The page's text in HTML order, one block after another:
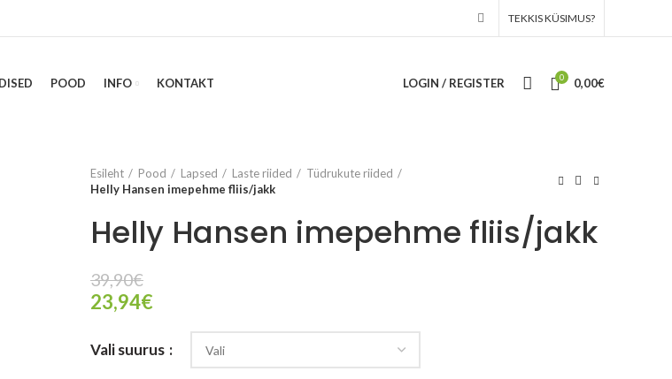
TEKKIS KÜSIMUS?
POOD INFO KONTAKT LOGIN / REGISTER 0 0,00€
Esileht Pood Lapsed Laste riided
Tüdrukute riided
Helly Hansen imepehme fliis/jakk
Helly Hansen imepehme fliis/jakk
39,90€
23,94€
Vali suurus